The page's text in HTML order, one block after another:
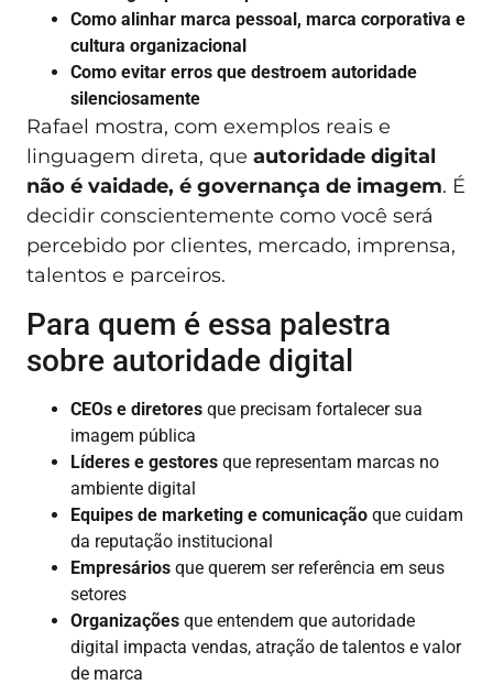
Como alinhar marca pessoal, marca corporativa e
cultura organizacional
Como evitar erros que destroem autoridade
silenciosamente
Rafael mostra, com exemplos reais e
linguagem direta, que autoridade digital
não é vaidade, é governança de imagem. É
decidir conscientemente como você será
percebido por clientes, mercado, imprensa,
talentos e parceiros.
Para quem é essa palestra
sobre autoridade digital
CEOs e diretores que precisam fortalecer sua
imagem pública
Líderes e gestores que representam marcas no
ambiente digital
Equipes de marketing e comunicação que cuidam
da reputação institucional
Empresários que querem ser referência em seus
setores
Organizações que entendem que autoridade
digital impacta vendas, atração de talentos e valor
de marca